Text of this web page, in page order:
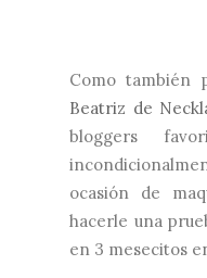
Como también
Beatriz de
bloggers
ocasión de
hacerle una
en 3 mesecitos